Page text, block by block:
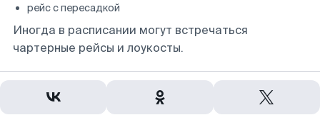
рейс с пересадкой
Иногда в расписании могут встречаться
чартерные рейсы и лоукосты.